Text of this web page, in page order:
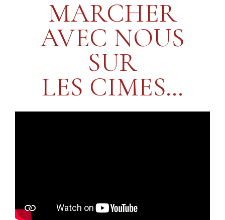
MARCHER
AVEC NOUS
SUR
LES CIMES…